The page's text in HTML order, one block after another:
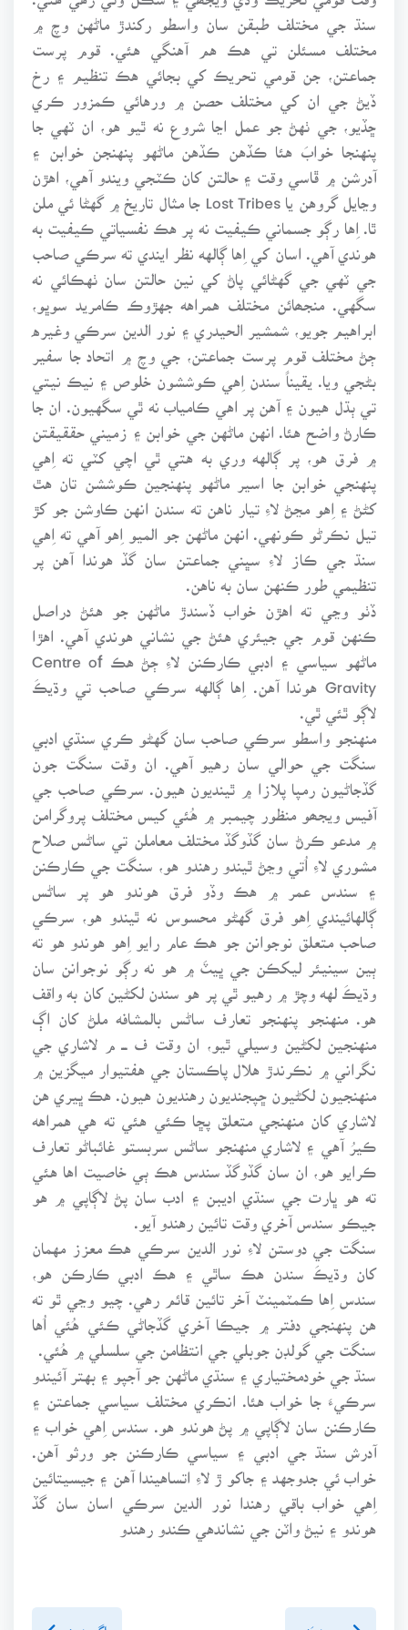
سنڌ جي مختلف طبقن سان واسطو رکندڙ ماڻهن وچ ۾
مختلف مسئلن تي هڪ هم آهنگي هئي. قوم پرست
جماعتن، جن قومي تحريڪ کي بجائي هڪ تنظيم ۽ رخ
ڏيڻ جي ان کي مختلف حصن ۾ ورهائي ڪمزور ڪري
ڇڏيو، جي ٺهڻ جو عمل اڃا شروع نه ٿيو هو، ان ٽهي جا
پنهنجا خوابَ هئا ڪڏهن ڪڏهن ماڻهو پنهنجن خوابن ۽
آدرشن ۾ ڦاسي وقت ۽ حالتن کان ڪٽجي ويندو آهي، اهڙن
وڃايل گروهن يا Lost Tribes جا مثال تاريخ ۾ گهڻا ئي ملن
ٿا. اِها رڳو جسماني ڪيفيت نه پر هڪ نفسياتي ڪيفيت به
هوندي آهي. اسان کي اِها ڳالهه نظر ايندي ته سرڪي صاحب
جي ٽهي جي گهڻائي پاڻ کي نين حالتن سان ٺهڪائي نه
سگهي. منجھائن مختلف همراهه جهڙوڪ ڪامريد سوڀو،
ابراهيم جويو، شمشير الحيدري ۽ نور الدين سرڪي وغيره
ڄڻ مختلف قوم پرست جماعتن، جي وچ ۾ اتحاد جا سفير
بڻجي ويا. يقيناً سندن اِهي ڪوششون خلوص ۽ نيڪ نيتي
تي ٻڌل هيون ۽ آهن پر اهي ڪامياب نه ٿي سگهيون. ان جا
ڪارڻ واضح هئا. انهن ماڻهن جي خوابن ۽ زميني حققيقتن
۾ فرق هو، پر ڳالهه وري به هتي ٿي اچي کٽي ته اِهي
پنهنجي خوابن جا اسير ماڻهو پنهنجين ڪوششن تان هٿ
کڻڻ ۽ اِهو مڃڻ لاءِ تيار ناهن ته سندن انهن ڪاوشن جو کڙ
تيل نڪرڻو ڪونهي. انهن ماڻهن جو الميو اِهو آهي ته اِهي
سنڌ جي ڪاز لاءِ سڀني جماعتن سان گڏ هوندا آهن پر
تنظيمي طور ڪنهن سان به ناهن.
ڏٺو وڃي ته اهڙن خواب ڏسندڙ ماڻهن جو هئڻ دراصل
ڪنهن قوم جي جيئري هئڻ جي نشاني هوندي آهي. اهڙا
ماڻهو سياسي ۽ ادبي ڪارڪنن لاءِ ڄڻ هڪ Centre of
Gravity هوندا آهن. اِها ڳالهه سرڪي صاحب تي وڌيڪَ
لاڳو ٿئي ٿي.
منهنجو واسطو سرڪي صاحب سان گهڻو ڪري سنڌي ادبي
سنگت جي حوالي سان رهيو آهي. ان وقت سنگت جون
گڏجاڻيون رمپا پلازا ۾ ٿينديون هيون. سرڪي صاحب جي
آفيس ويجھو منظور چيمبر ۾ هُئي کيس مختلف پروگرامن
۾ مدعو ڪرڻ سان گڏوگڏ مختلف معاملن تي ساڻس صلاح
مشوري لاءِ اُتي وڃڻ ٿيندو رهندو هو، سنگت جي ڪارڪنن
۽ سندس عمر ۾ هڪ وڏو فرق هوندو هو پر ساڻس
ڳالهائيندي اِهو فرق گهڻو محسوس نه ٿيندو هو، سرڪي
صاحب متعلق نوجوانن جو هڪ عام رايو اِهو هوندو هو ته
ٻين سينيئر ليکڪن جي ڀيٽَ ۾ هو نه رڳو نوجوانن سان
وڌيڪَ لهه وچڙ ۾ رهيو ٿي پر هو سندن لکڻين کان به واقف
هو. منهنجو پنهنجو تعارف ساڻس بالمشافه ملڻ کان اڳ
منهنجين لکڻين وسيلي ٿيو، ان وقت ف ـــ م لاشاري جي
نگراني ۾ نڪرندڙ هلال پاڪستان جي هفتيوار ميگزين ۾
منهنجيون لکڻيون ڇپجنديون رهنديون هيون. هڪ ڀيري هن
لاشاري کان منهنجي متعلق پڇا ڪئي هئي ته هي همراهه
ڪيرُ آهي ۽ لاشاري منهنجو ساڻس سربستو غائباڻو تعارف
ڪرايو هو، ان سان گڏوگڏ سندس هڪ ٻي خاصيت اها هئي
ته هو ڀارت جي سنڌي اديبن ۽ ادب سان پڻ لاڳاپي ۾ هو
جيڪو سندس آخري وقت تائين رهندو آيو.
سنگت جي دوستن لاءِ نور الدين سرڪي هڪ معزز مهمان
کان وڌيڪَ سندن هڪ ساٿي ۽ هڪ ادبي ڪارڪن هو،
سندس اِها ڪمٽمينٽ آخر تائين قائم رهي. چيو وڃي ٿو ته
هن پنهنجي دفتر ۾ جيڪا آخري گڏجاڻي ڪئي هُئي اُها
سنگت جي گولڊن جوبلي جي انتظامن جي سلسلي ۾ هُئي.
سنڌ جي خودمختياري ۽ سنڌي ماڻهن جو آجپو ۽ بهتر آئيندو
سرڪيءَ جا خواب هئا. انڪري مختلف سياسي جماعتن ۽
ڪارڪنن سان لاڳاپي ۾ پڻ هوندو هو. سندس اِهي خواب ۽
آدرش سنڌ جي ادبي ۽ سياسي ڪارڪنن جو ورثو آهن.
خواب ئي جدوجهد ۽ جاکو ڙ لاءِ اتساهيندا آهن ۽ جيسيتائين
اِهي خواب باقي رهندا نور الدين سرڪي اسان سان گڏ
هوندو ۽ نيڻ واٽن جي نشاندهي ڪندو رهندو
اڳيون پنو